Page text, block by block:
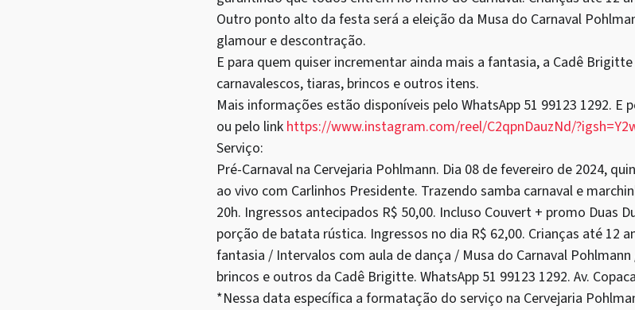
Outro ponto alto da festa será a eleição da Musa do Carnaval
glamour e descontração.
E para quem quiser incrementar ainda mais a fantasia, a Cadê
carnavalescos, tiaras, brincos e outros itens.
Mais informações estão disponíveis pelo WhatsApp 51 99123 1292. E
ou pelo link https://www.instagram.com/reel/C2qpnDauzNd/
Serviço:
Pré-Carnaval na Cervejaria Pohlmann. Dia 08 de fevereiro de 2024,
ao vivo com Carlinhos Presidente. Trazendo samba carnaval e
20h. Ingressos antecipados R$ 50,00. Incluso Couvert + promo Duas
porção de batata rústica. Ingressos no dia R$ 62,00. Crianças até 12
fantasia / Intervalos com aula de dança / Musa do Carnaval
brincos e outros da Cadê Brigitte. WhatsApp 51 99123 1292. Av.
*Nessa data específica a formatação do serviço na Cervejaria